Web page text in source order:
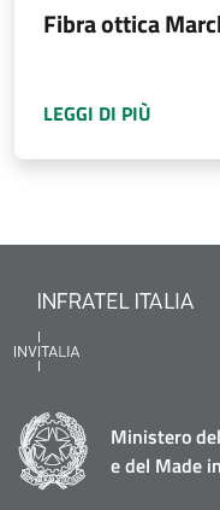
Fibra ottica
LEGGI DI PIÙ
Ministero
e del Made